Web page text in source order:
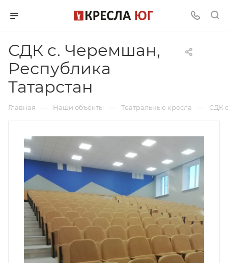
СДК c. Черемшан,
Республика
Татарстан
Главная — Наши объекты — Театральные кресла — СДК